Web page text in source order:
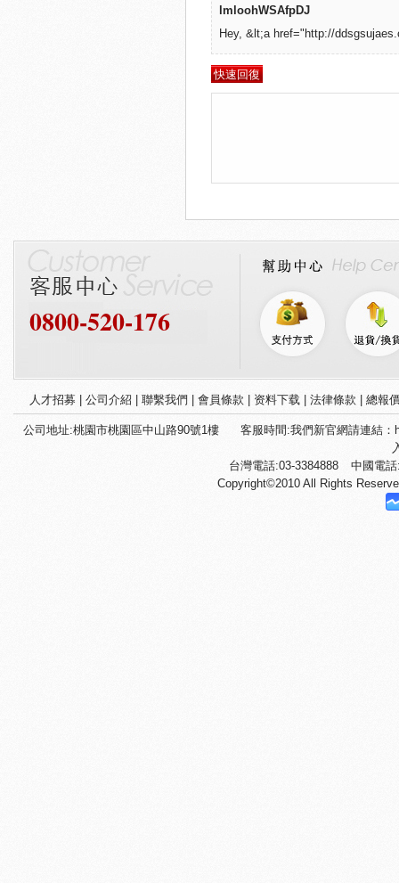
lmloohWSAfpDJ
Hey, &lt;a href="http://
0800-520-176
人才招募 公司介紹 聯繫我們 會員條款 资料下载| 法律條款 總報
公司地址:桃園市桃園區中山路90號1樓
客服時間:我們新官網請連結
台灣電話:03-3384888
中國電
Copyright©2010 All Rights